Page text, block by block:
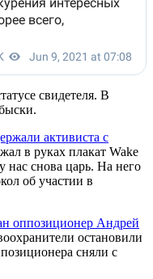
свидетеля. В
активиста с
в руках плакат Wake
нас снова царь. На него
об участии в
оппозиционер Андрей
остановили
сняли с